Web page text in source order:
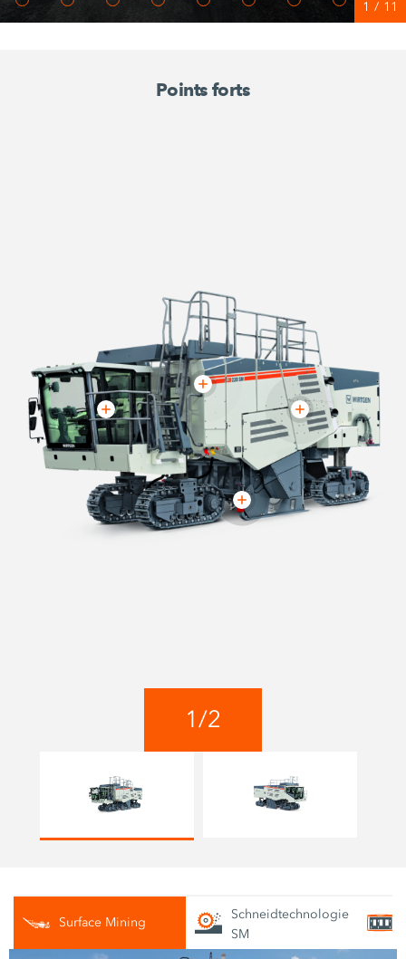
1 / 11
Points forts
1/2
Surface Mining
Schneidtechnologie
SM